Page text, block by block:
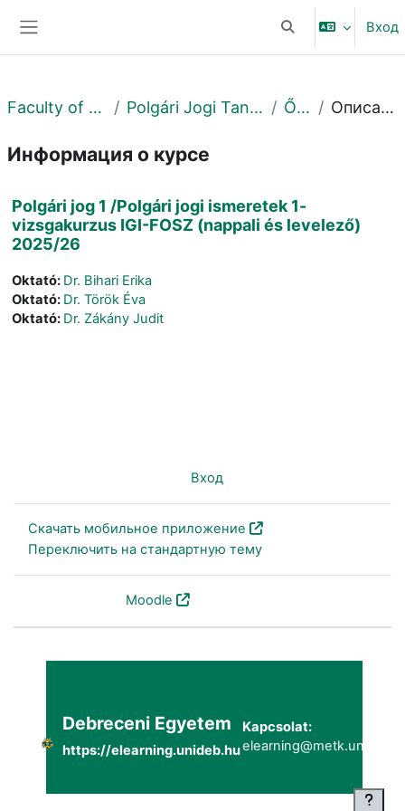
Изменить данные
Вход
Faculty of Law Polgári Jogi Tanszék Őszi Описание
Информация о курсе
Polgári jog 1 /Polgári jogi ismeretek 1-
vizsgakurzus IGI-FOSZ (nappali és levelező)
2025/26
Oktató: Dr. Bihari Erika
Oktató: Dr. Török Éva
Oktató: Dr. Zákány Judit
Вход
Скачать мобильное приложение
Переключить на стандартную тему
Moodle
Debreceni Egyetem
https://elearning.unideb.hu
Kapcsolat: